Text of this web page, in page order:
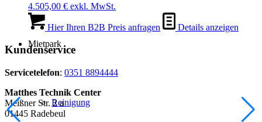
Mietpark
Reinigung
4.505,00 € exkl. MwSt.
Hier Ihren B2B Preis anfragen Details anzeigen
Kundenservice
Servicetelefon: 0351 8894444
Matthes Technik Center
Meißner Str. 2 a
01445 Radebeul